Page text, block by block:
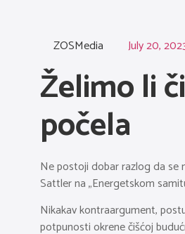
ZOSMedia July 20,
Želimo li
počela
Ne postoji dobar razlog da se
Sattler na „Energetskom
Nikakav kontraargument,
potpunosti okrene čišćoj